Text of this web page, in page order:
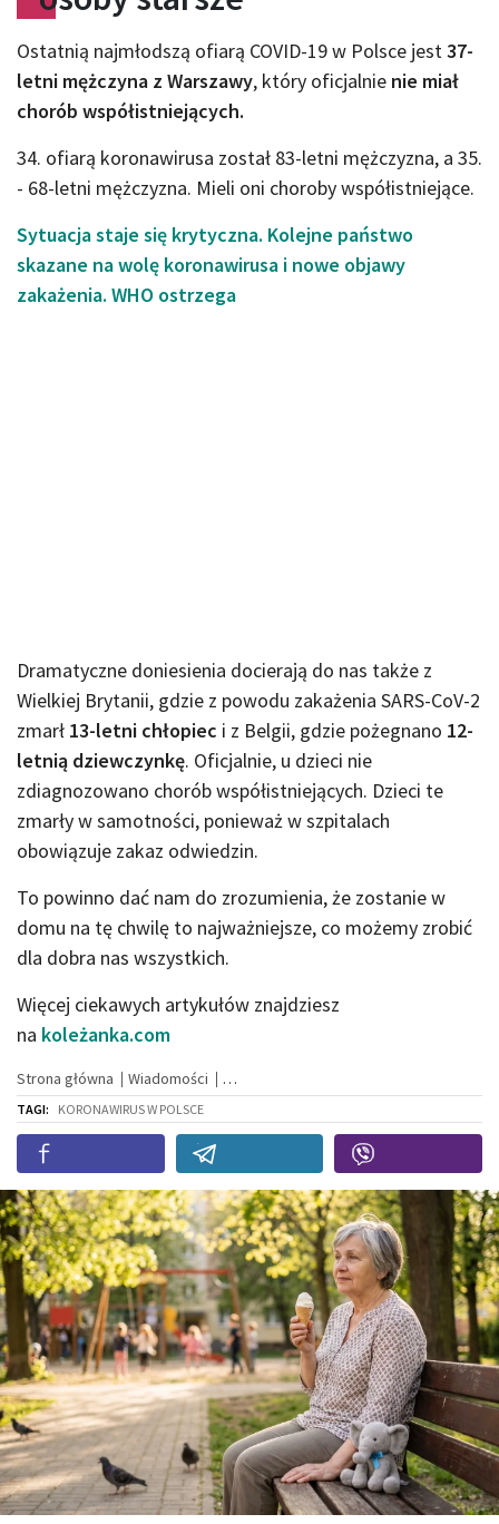
Ostatnią najmłodszą ofiarą COVID-19 w Polsce jest37-
letni mężczyna z Warszawy, który oficjalnie nie miał
chorób współistniejących.
34. ofiarą koronawirusa został 83-letni mężczyzna, a 35.
- 68-letni mężczyzna. Mieli oni choroby współistniejące.
Sytuacja staje się krytyczna. Kolejne państwo
skazane na wolę koronawirusa i nowe objawy
zakażenia. WHO ostrzega
Dramatyczne doniesienia docierają do nas także z
Wielkiej Brytanii, gdzie z powodu zakażenia SARS-CoV-2
zmarł 13-letni chłopiec i z Belgii, gdzie pożegnano 12-
letnią dziewczynkę. Oficjalnie, u dzieci nie
zdiagnozowano chorób współistniejących. Dzieci te
zmarły w samotności, ponieważ w szpitalach
obowiązuje zakaz odwiedzin.
To powinno dać nam do zrozumienia, że zostanie w
domu na tę chwilę to najważniejsze, co możemy zrobić
dla dobra nas wszystkich.
Więcej ciekawych artykułów znajdziesz
na koleżanka.com
Strona główna Wiadomości
TAGI: KORONAWIRUS W POLSCE